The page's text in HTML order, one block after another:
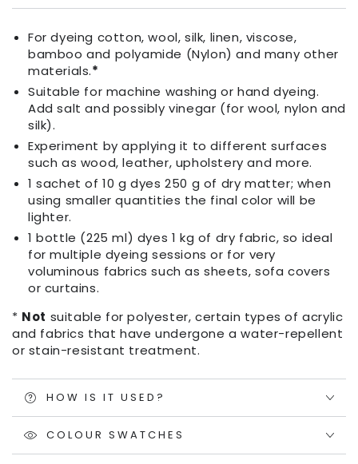
Sand
Sand
For dyeing cotton, wool, silk, linen, viscose,
bamboo and polyamide (Nylon) and many other
materials.*
Suitable for machine washing or hand dyeing.
Add salt and possibly vinegar (for wool, nylon and
silk).
Experiment by applying it to different surfaces
such as wood, leather, upholstery and more.
1 sachet of 10 g dyes 250 g of dry matter; when
using smaller quantities the final color will be
lighter.
1 bottle (225 ml) dyes 1 kg of dry fabric, so ideal
for multiple dyeing sessions or for very
voluminous fabrics such as sheets, sofa covers
or curtains.
* Not suitable for polyester, certain types of acrylic
and fabrics that have undergone a water-repellent
or stain-resistant treatment.
HOW IS IT USED?
COLOUR SWATCHES